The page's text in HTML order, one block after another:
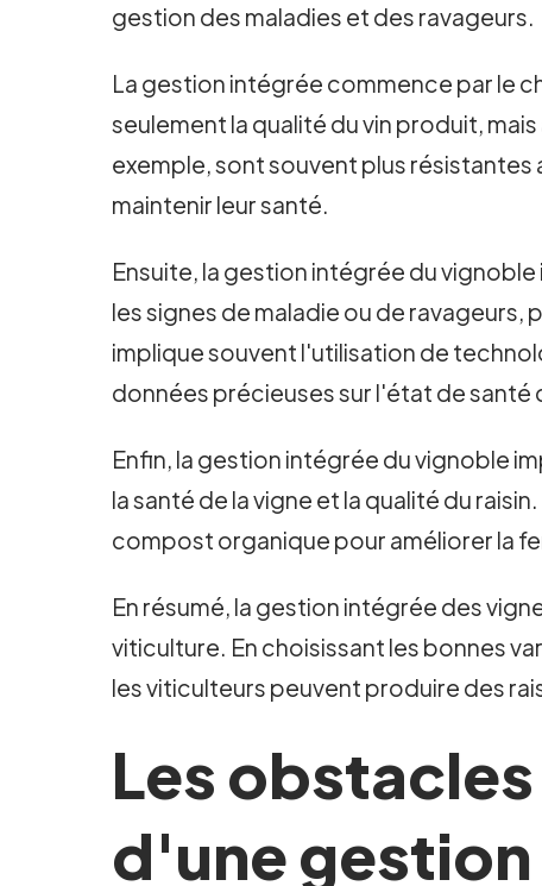
gestion des maladies et des ravageurs.
La gestion intégrée commence par le
seulement la qualité du vin produit,
exemple, sont souvent plus
maintenir leur santé.
Ensuite, la gestion intégrée du
les signes de maladie ou de
implique souvent l'utilisation de
données précieuses sur l'état de santé
Enfin, la gestion intégrée du vignoble
la santé de la vigne et la qualité du
compost organique pour améliorer la
En résumé, la gestion intégrée des
viticulture. En choisissant les bonnes
les viticulteurs peuvent produire des
Les
d'une